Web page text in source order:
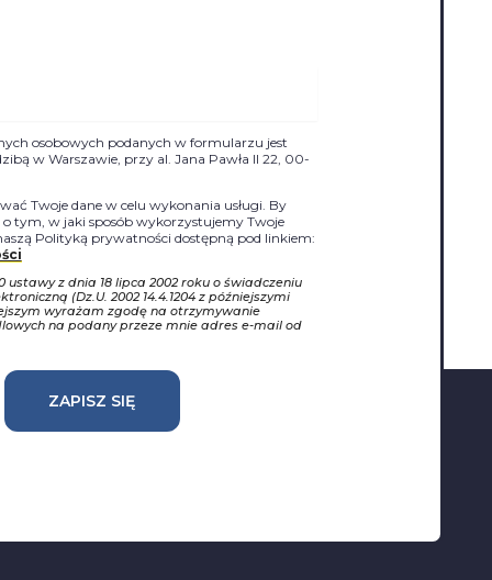
osobowych podanych w formularzu jest
w Warszawie, przy al. Jana Pawła II 22, 00-
Twoje dane w celu wykonania usługi. By
o tym, w jaki sposób wykorzystujemy Twoje
Polityką prywatności dostępną pod linkiem:
ustawy z dnia 18 lipca 2002 roku o świadczeniu
(Dz.U. 2002 14.4.1204 z późniejszymi
wyrażam zgodę na otrzymywanie
na podany przeze mnie adres e-mail od
ZAPISZ SIĘ